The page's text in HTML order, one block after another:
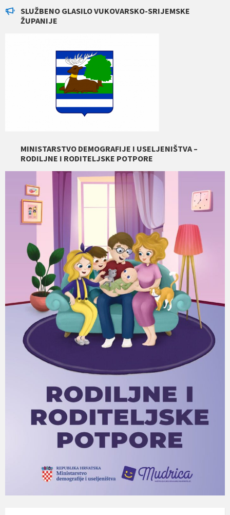
SLUŽBENO GLASILO VUKOVARSKO-SRIJEMSKE
ŽUPANIJE
MINISTARSTVO DEMOGRAFIJE I USELJENIŠTVA –
RODILJNE I RODITELJSKE POTPORE